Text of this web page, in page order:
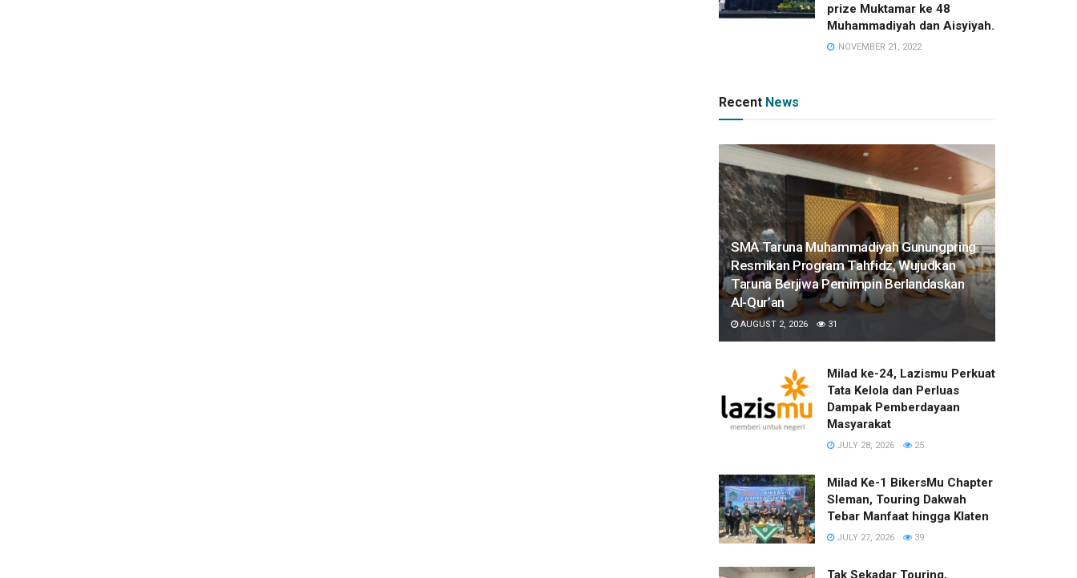
prize Muktamar ke 48
Muhammadiyah dan Aisyiyah.
NOVEMBER 21, 2022
Recent News
SMA Taruna Muhammadiyah Gunungpring
Resmikan Program Tahfidz, Wujudkan
Taruna Berjiwa Pemimpin Berlandaskan
Al-Qur’an
AUGUST 2, 2026 31
Milad ke-24, Lazismu Perkuat
Tata Kelola dan Perluas
Dampak Pemberdayaan
Masyarakat
JULY 28, 2026 25
Milad Ke-1 BikersMu Chapter
Sleman, Touring Dakwah
Tebar Manfaat hingga Klaten
JULY 27, 2026 39
Tak Sekadar Touring,